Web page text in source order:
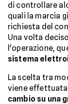
di controllare
quali la marcia
richiesta del
Una volta
l'operazione,
sistema
La scelta tra
viene
cambio su una